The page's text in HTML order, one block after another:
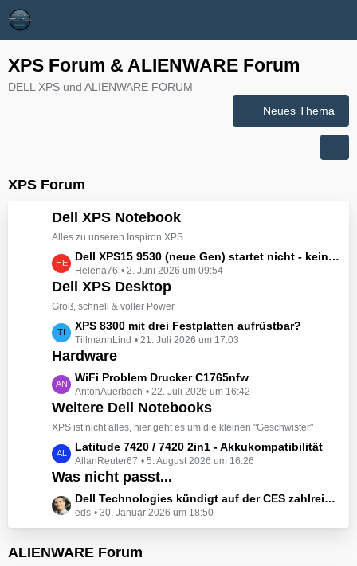
XPS Forum & ALIENWARE Forum
DELL XPS und ALIENWARE FORUM
Neues Thema
XPS Forum
Dell XPS Notebook
Alles zu unseren Inspiron XPS
L
e
t
z
e
B
i
r
ä
g
e
Dell XPS15 9530 (neue Gen) startet nicht - kein booten, kein Licht - nichts tut sich - hat jemand eine Idee wie man ihn zum Leben erwecken könnte?
Helena76 2. Juni 2026 um 09:54
Dell XPS Desktop
Groß, schnell & voller Power
L
e
t
z
t
e
B
i
r
ä
g
XPS 8300 mit drei Festplatten aufrüstbar?
TillmannLind 21. Juli 2026 um 17:03
Hardware
L
e
t
z
e
B
i
ä
WiFi Problem Drucker C1765nfw
AntonAuerbach 22. Juli 2026 um 16:42
Weitere Dell Notebooks
XPS ist nicht alles, hier geht es um die kleinen "Geschwister"
L
e
t
z
t
e
e
Latitude 7420 / 7420 2in1 - Akkukompatibilität
AllanReuter67 5. August 2026 um 16:26
Was nicht passt...
L
e
t
z
Dell Technologies kündigt auf der CES zahlreiche Alienware-Neuheiten an
eds 30. Januar 2026 um 18:50
ALIENWARE Forum